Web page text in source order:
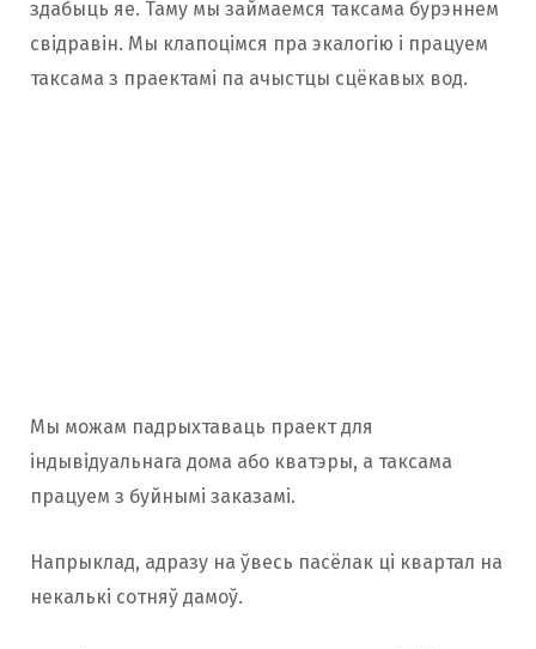
здабыць яе. Таму мы займаемся таксама бурэннем
свідравін. Мы клапоцімся пра экалогію і працуем
таксама з праектамі па ачыстцы сцёкавых вод.
Мы можам падрыхтаваць праект для
індывідуальнага дома або кватэры, а таксама
працуем з буйнымі заказамі.
Напрыклад, адразу на ўвесь пасёлак ці квартал на
некалькі сотняў дамоў.